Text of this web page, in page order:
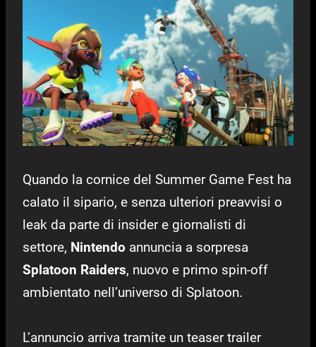
Quando la cornice del Summer Game Fest ha
calato il sipario, e senza ulteriori preavvisi o
leak da parte di insider e giornalisti di
settore, Nintendo annuncia a sorpresa
Splatoon Raiders, nuovo e primo spin-off
ambientato nell’universo di Splatoon.
L’annuncio arriva tramite un teaser trailer